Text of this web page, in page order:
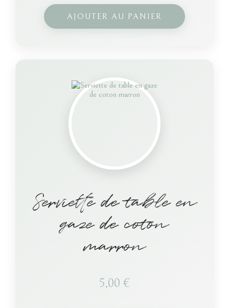
AJOUTER AU PANIER
Serviette de table en
gaze de coton
marron
5,00 €